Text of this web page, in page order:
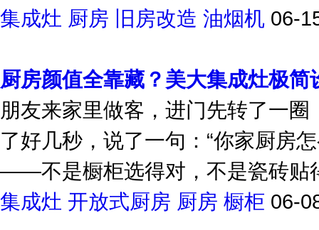
集成灶 厨房 旧房改造 油烟机 06-
厨房颜值全靠藏？美大集成灶极简
朋友来家里做客，进门先转了一
了好几秒，说了一句：“你家厨房
——不是橱柜选得对，不是瓷砖贴
集成灶 开放式厨房 厨房 橱柜 06-